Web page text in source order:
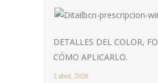
DETALLES DEL COLOR,
CÓMO APLICARLO.
2 abril, 2026